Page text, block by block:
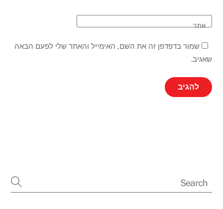
אתר
שמור בדפדפן זה את השם, האימייל והאתר שלי לפעם הבאה
שאגיב.